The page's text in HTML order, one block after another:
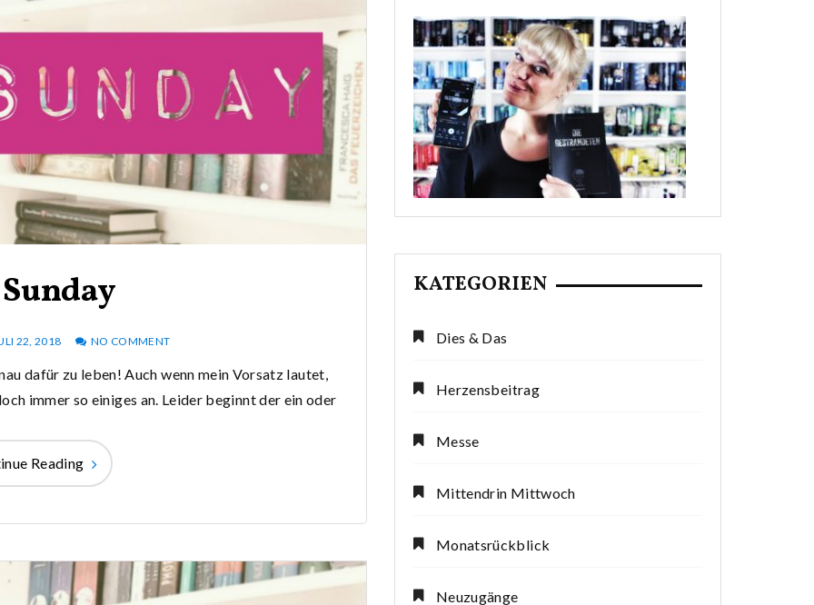
22, 2018 NO COMMENT
dafür zu leben! Auch wenn mein Vorsatz lautet,
immer so einiges an. Leider beginnt der ein oder
Reading
KATEGORIEN
Dies & Das
Herzensbeitrag
Messe
Mittendrin Mittwoch
Monatsrückblick
Neuzugänge